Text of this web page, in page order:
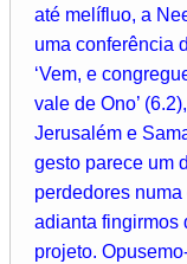
até melífluo, a
uma conferência
‘Vem, e
vale de Ono’
Jerusalém e
gesto parece um
perdedores
adianta fingirmos
projeto.